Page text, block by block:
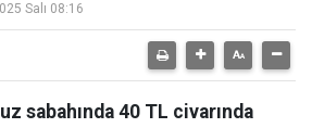
Salı 08:16
sabahında 40 TL civarında